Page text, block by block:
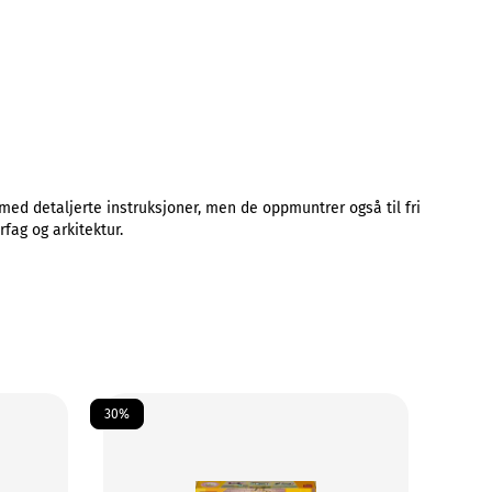
detaljerte instruksjoner, men de oppmuntrer også til fri
og arkitektur.
30%